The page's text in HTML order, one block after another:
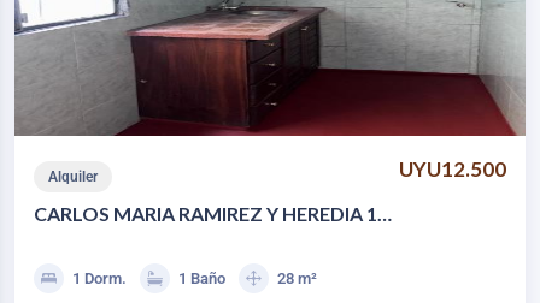
Alquiler UYU12.500
CARLOS MARIA RAMIREZ Y HEREDIA 1
1 Dorm. 1 Baño 28 m²